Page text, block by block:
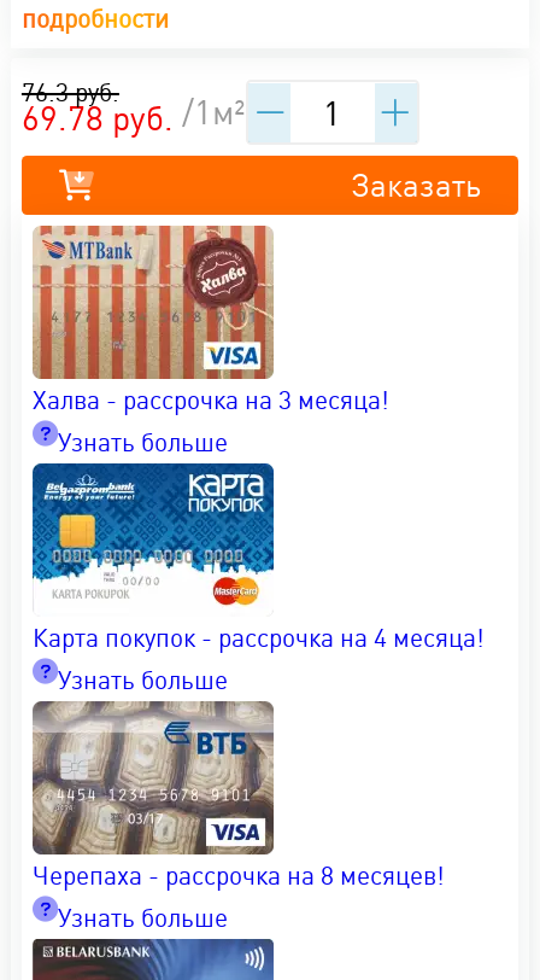
подробности
69.78 руб.
76.3 руб. /1м²
Заказать
Халва - рассрочка на 3 месяца!
Узнать больше
Карта покупок - рассрочка на 4 месяца!
Узнать больше
Черепаха - рассрочка на 8 месяцев!
Узнать больше